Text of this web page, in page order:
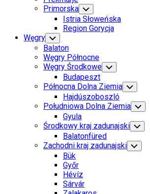
Primorska Toggle
Child
Menu
Istria Słoweńska
Region Gorycja
Węgry Toggle
Child
Menu
Balaton
Węgry Północne
Węgry Środkowe Toggle
Child
Menu
Budapeszt
Północna Dolna Ziemia Toggle
Child
Menu
Hajdúszoboszló
Południowa Dolna Ziemia Toggle
Child
Menu
Gyula
Środkowy kraj zadunajski Toggle
Child
Menu
Balatonfüred
Zachodni kraj zadunajski Toggle
Child
Bük
Győr
Hévíz
Sárvár